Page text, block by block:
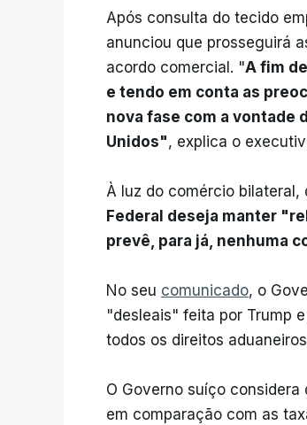
Após consulta do tecido
anunciou que prosseguirá
acordo comercial. "A fim
e tendo em conta as
nova fase com a vontade
Unidos", explica o
À luz do comércio
Federal deseja manter
prevê, para já, nenhuma
No seu comunicado, o
"desleais" feita por Trump
todos os direitos
O Governo suíço
em comparação com as